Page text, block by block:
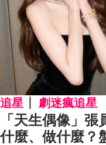
追星 劇迷瘋追星
「天生偶像」
什麼、做什麼？